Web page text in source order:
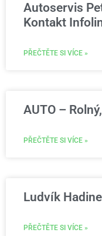
Autoservis
Kontakt
PŘEČTĚTE SI VÍCE »
AUTO –
PŘEČTĚTE SI VÍCE »
Ludvík
PŘEČTĚTE SI VÍCE »